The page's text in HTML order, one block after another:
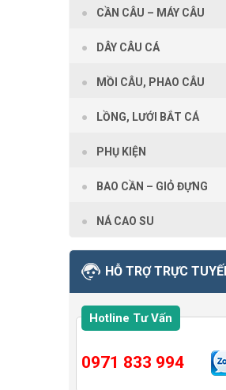
CẦN CÂU – MÁY CÂU
DÂY CÂU CÁ
MỒI CÂU, PHAO CÂU
LỒNG, LƯỚI BẮT CÁ
PHỤ KIỆN
BAO CẦN – GIỎ ĐỰNG
NÁ CAO SU
HỖ TRỢ TRỰC
Hotline Tư Vấn
0971 833 994